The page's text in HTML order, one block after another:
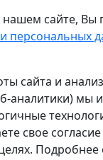
нашем сайте, Вы
персональных
сайта и
аналитики) мы
свое
Подробнее